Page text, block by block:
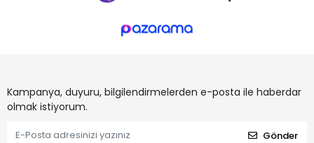
Kampanya, duyuru, bilgilendirmelerden e-posta ile haberdar
olmak istiyorum.
Gönder